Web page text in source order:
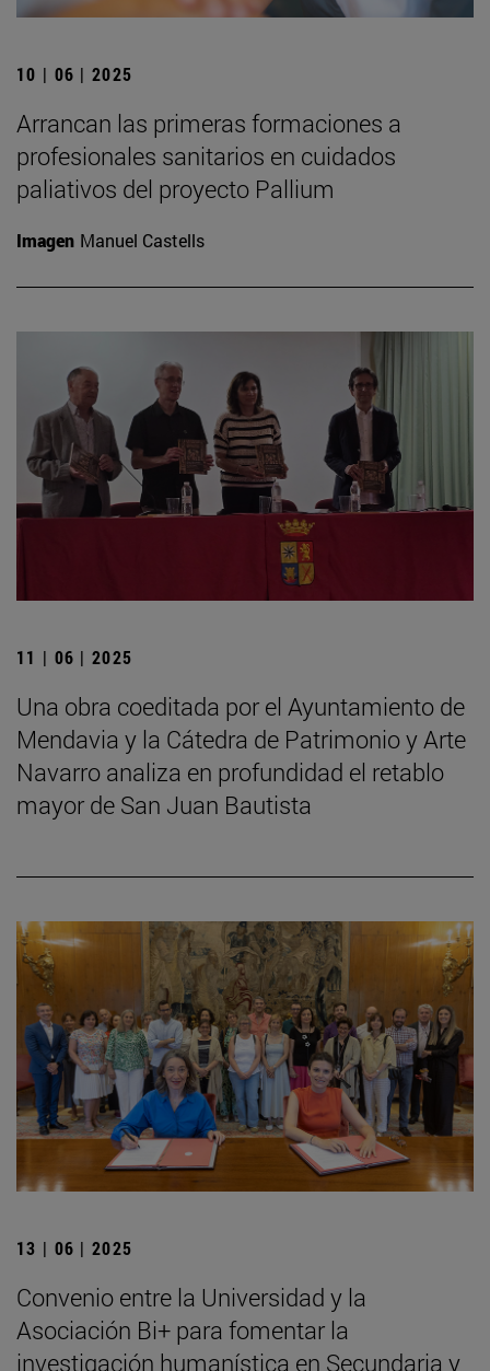
10 | 06 | 2025
Arrancan las primeras formaciones a
profesionales sanitarios en cuidados
paliativos del proyecto Pallium
Imagen Manuel Castells
11 | 06 | 2025
Una obra coeditada por el Ayuntamiento de
Mendavia y la Cátedra de Patrimonio y Arte
Navarro analiza en profundidad el retablo
mayor de San Juan Bautista
13 | 06 | 2025
Convenio entre la Universidad y la
Asociación Bi+ para fomentar la
investigación humanística en Secundaria y